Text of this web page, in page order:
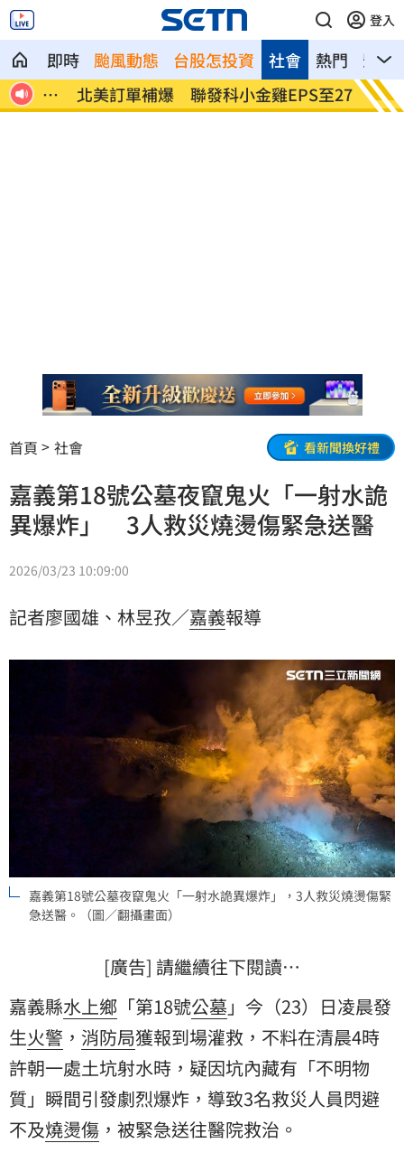
登入
即時 颱風動態 台股怎投資 熱門 影音
社會
來
北美訂單補爆 聯發科小金雞EPS至27.12
元
AI和
首頁 社會 看新聞換好禮
嘉義第18號公墓夜竄鬼火「一射水詭
異爆炸」 3人救災燒燙傷緊急送醫
2026/03/23 10:09:00
記者廖國雄、林昱孜／嘉義報導
嘉義第18號公墓夜竄鬼火「一射水詭異爆炸」，3人救災燒燙傷緊
急送醫。（圖／翻攝畫面）
[廣告] 請繼續往下閱讀…
嘉義縣水上鄉 「第18號公墓 」今（23）日凌晨發
生火警 ， 消防局獲報到場灌救，不料在清晨4時
許朝一處土坑射水時，疑因坑內藏有「不明物
質」瞬間引發劇烈爆炸，導致3名救災人員閃避
不及燒燙傷 ，被緊急送往醫院救治。